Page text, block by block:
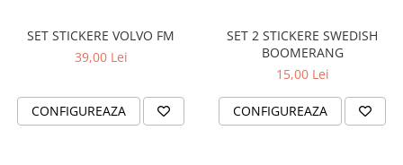
SETURI STICKERE
STICKERE CAPAC REZERVOR
STICKERE CU ANIMALE
SET STICKERE VOLVO FM
39,00 Lei
CONFIGUREAZA
SET 2 STICKERE SWEDISH
BOOMERANG
15,00 Lei
CONFIGUREAZA